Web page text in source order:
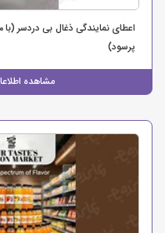
اعطای نمایندگی ذغال بی دردسر
پرسود)
مشاهده